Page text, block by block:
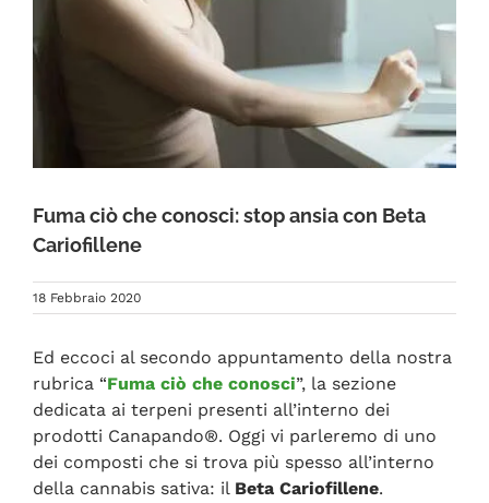
FAQ
Fuma ciò che conosci: stop ansia con Beta
Cariofillene
18 Febbraio 2020
Ed eccoci al secondo appuntamento della nostra
rubrica “Fuma ciò che conosci”, la sezione
dedicata ai terpeni presenti all’interno dei
prodotti Canapando®. Oggi vi parleremo di uno
dei composti che si trova più spesso all’interno
della cannabis sativa: il Beta Cariofillene.